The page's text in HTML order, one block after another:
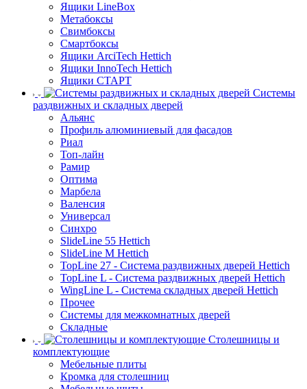
Ящики LineBox
Метабоксы
Свимбоксы
Смартбоксы
Ящики ArciTech Hettich
Ящики InnoTech Hettich
Ящики СТАРТ
Системы
раздвижных и складных дверей
Альянс
Профиль алюминиевый для фасадов
Риал
Топ-лайн
Рамир
Оптима
Марбела
Валенсия
Универсал
Синхро
SlideLine 55 Hettich
SlideLine M Hettich
TopLine 27 - Система раздвижных дверей Hettich
TopLine L - Система раздвижных дверей Hettich
WingLine L - Система складных дверей Hettich
Прочее
Системы для межкомнатных дверей
Складные
Столешницы и
комплектующие
Мебельные плиты
Кромка для столешниц